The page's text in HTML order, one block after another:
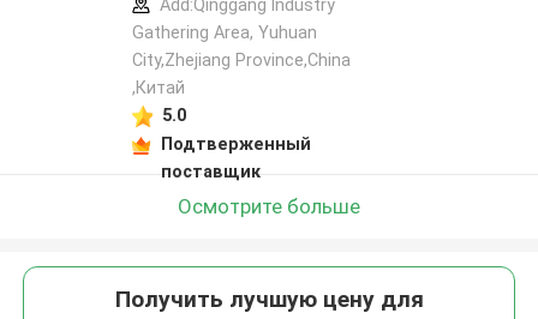
Add:Qinggang lndustry
Gathering Area, Yuhuan
City,Zhejiang Province,China
,Китай
5.0
Подтверженный
поставщик
Осмотрите больше
Получить лучшую цену для